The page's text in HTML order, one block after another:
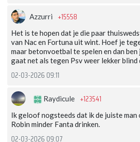
Azzurri +15558
Het is te hopen dat je die paar
van Nac en Fortuna uit wint. Hoef je
maar betonvoetbal te spelen en dan ben
gaat net als tegen Psv weer lekker blind
02-03-2026 09:11
Raydicule +123541
Ik geloof nogsteeds dat ik de juiste man
Robin minder Fanta drinken.
02-03-2026 09:07